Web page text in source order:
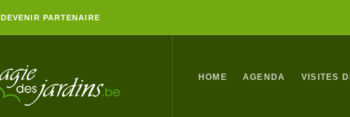
DEVENIR PARTENAIRE
HOME AGENDA VISITES